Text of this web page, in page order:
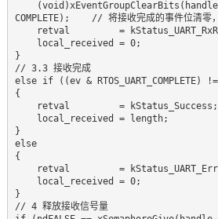
COMPLETE);    // 将接收完成的事件位清
}
// 3.3 接收完成
else if ((ev &
{
}
else
{
}
// 4 释放接收信号量